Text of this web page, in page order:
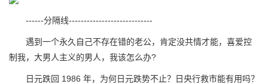
------分隔线----------------------------
遇到一个永久自己不存在错的老公，肯定没共情才能，喜爱控
制我，大男人主义的男人，我该怎么办?
日元跌回 1986 年，为何日元跌势不止？日央行救市能有用吗？